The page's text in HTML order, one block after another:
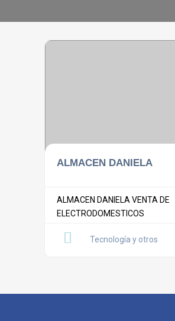
ALMACEN DANIELA
ALMACEN DANIELA VENTA DE
ELECTRODOMESTICOS
Tecnología y otros